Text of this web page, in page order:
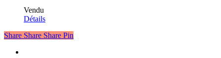
Vendu
Détails
Share Share Share Pin